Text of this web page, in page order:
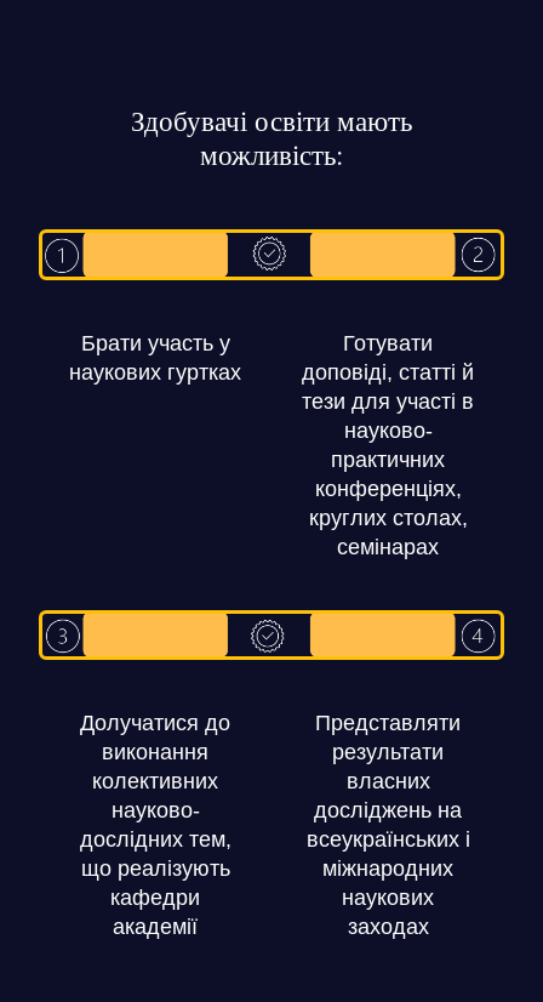
Здобувачі освіти мають
можливість:
Брати участь у
наукових гуртках
Готувати
доповіді, статті й
тези для участі в
науково-
практичних
конференціях,
круглих столах,
семінарах
Долучатися до
виконання
колективних
науково-
дослідних тем,
що реалізують
кафедри
академії
Представляти
результати
власних
досліджень на
всеукраїнських і
міжнародних
наукових
заходах